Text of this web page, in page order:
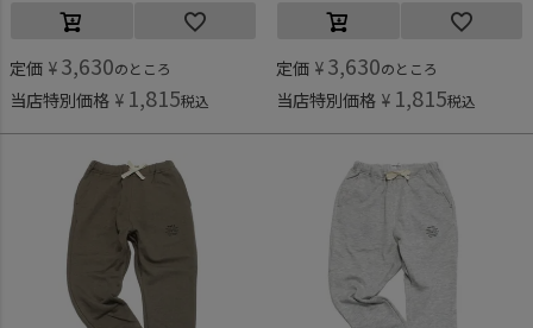
定価 ¥ 3,630のところ
当店特別価格 ¥ 1,815税込
定価 ¥ 3,630のところ
当店特別価格 ¥ 1,815税込